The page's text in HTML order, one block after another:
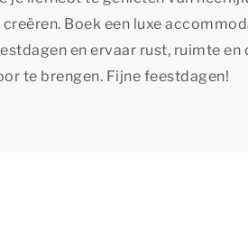
creëren. Boek een luxe
en ervaar rust, ruimte
te brengen. Fijne feestdagen!